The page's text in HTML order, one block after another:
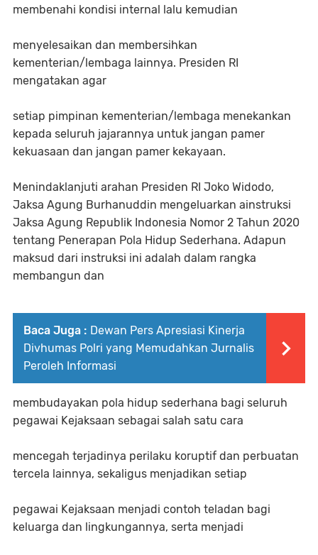
membenahi kondisi internal lalu kemudian
menyelesaikan dan membersihkan
kementerian/lembaga lainnya. Presiden RI
mengatakan agar
setiap pimpinan kementerian/lembaga menekankan
kepada seluruh jajarannya untuk jangan pamer
kekuasaan dan jangan pamer kekayaan.
Menindaklanjuti arahan Presiden RI Joko Widodo,
Jaksa Agung Burhanuddin mengeluarkan ainstruksi
Jaksa Agung Republik Indonesia Nomor 2 Tahun 2020
tentang Penerapan Pola Hidup Sederhana. Adapun
maksud dari instruksi ini adalah dalam rangka
membangun dan
Baca Juga : Dewan Pers Apresiasi Kinerja
Divhumas Polri yang Memudahkan Jurnalis
Peroleh Informasi
membudayakan pola hidup sederhana bagi seluruh
pegawai Kejaksaan sebagai salah satu cara
mencegah terjadinya perilaku koruptif dan perbuatan
tercela lainnya, sekaligus menjadikan setiap
pegawai Kejaksaan menjadi contoh teladan bagi
keluarga dan lingkungannya, serta menjadi